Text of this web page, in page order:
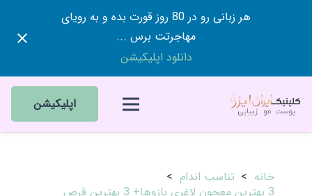
هر زبانی رو در 80 روز قورت بده و به رویای
مهاجرتت برس ...
دانلود اپلیکیشن
اپلیکیشن
خانه > تناسب اندام >
3 بهترین معجون لاغری بازوها+ 3 بهترین قرص